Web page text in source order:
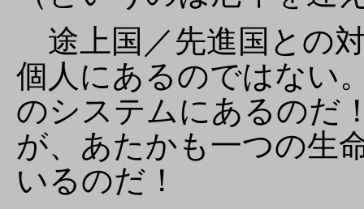
途上国／先進国との
個人にあるのではない
のシステムにあるのだ
が、あたかも一つの生
いるのだ！